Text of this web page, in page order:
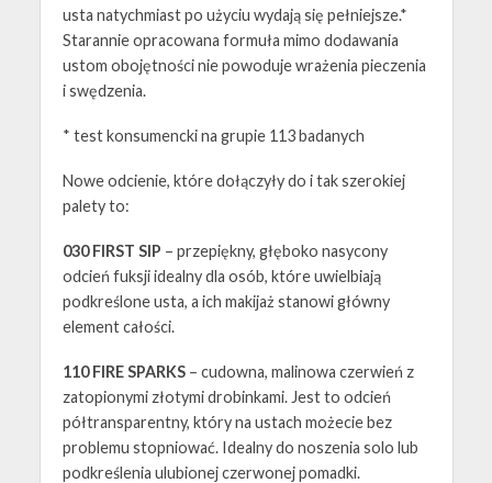
usta natychmiast po użyciu wydają się pełniejsze.*
Starannie opracowana formuła mimo dodawania
ustom obojętności nie powoduje wrażenia pieczenia
i swędzenia.
* test konsumencki na grupie 113 badanych
Nowe odcienie, które dołączyły do i tak szerokiej
palety to:
030 FIRST SIP – przepiękny, głęboko nasycony
odcień fuksji idealny dla osób, które uwielbiają
podkreślone usta, a ich makijaż stanowi główny
element całości.
110 FIRE SPARKS– cudowna, malinowa czerwień z
zatopionymi złotymi drobinkami. Jest to odcień
półtransparentny, który na ustach możecie bez
problemu stopniować. Idealny do noszenia solo lub
podkreślenia ulubionej czerwonej pomadki.